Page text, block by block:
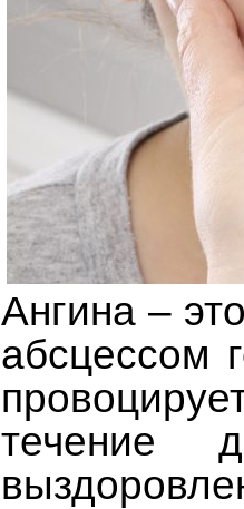
Ангина –
абсцессом
течение